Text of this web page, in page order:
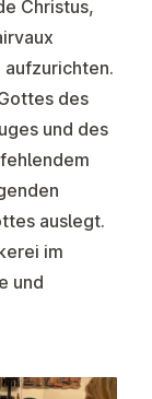
Christus,
des
und des
auslegt.
im
und